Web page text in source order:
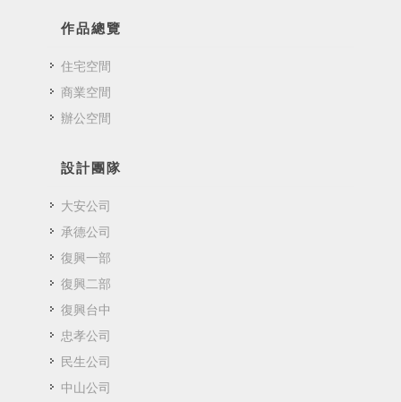
作品總覽
住宅空間
商業空間
辦公空間
設計團隊
大安公司
承德公司
復興一部
復興二部
復興台中
忠孝公司
民生公司
中山公司